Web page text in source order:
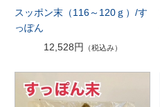
スッポン末（116～120ｇ）/す
っぽん
12,528円
（税込み）